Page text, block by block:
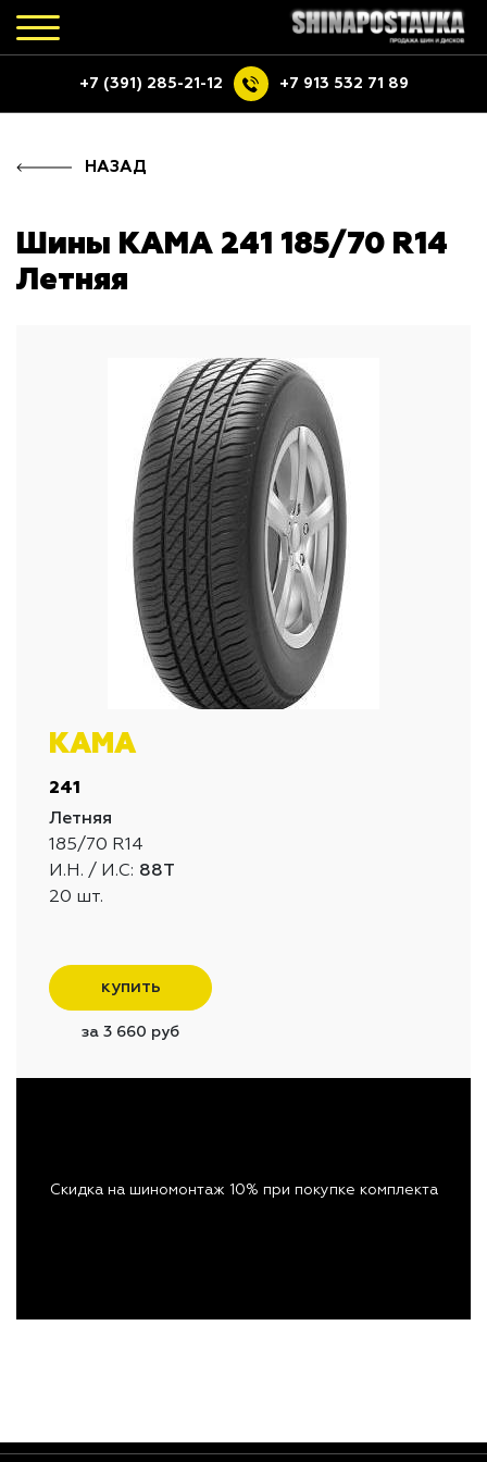
+7 (391) 285-21-12 +7 913 532 71 89
НАЗАД
Шины КАМА 241 185/70 R14
Летняя
КАМА
241
Летняя
185/70 R14
И.Н. / И.С: 88T
20 шт.
купить
за 3 660 руб
Скидка на шиномонтаж 10% при покупке комплекта